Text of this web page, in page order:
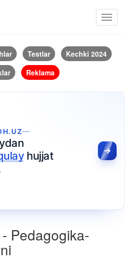
Testlar
Kechki 2024
Reklama
hujjat
Pedagogika-